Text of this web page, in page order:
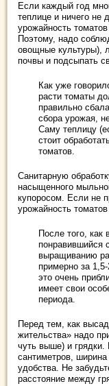
Если каждый год
теплице и ничего не
урожайность
Поэтому, надо
овощные культуры),
почвы и подсыпать
Как уже
расти томаты
правильно
сбора урожая,
Саму теплицу
стоит
томатов.
Санитарную
насыщенного
купоросом. Если не
урожайность
После того,
понравившийся
выращиванию
примерно за
это очень
имеет свои
периода.
Перед тем, как
жительства» надо
чуть выше) и грядки.
сантиметров,
удобства. Не
расстояние между